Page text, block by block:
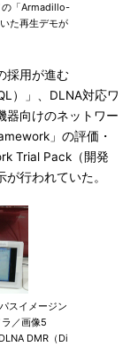
の「Armadillo-
た再生デモが
採用が進む
）」、DLNA対応ワ
器向けのネットワー
」の評価・
Trial Pack（開発
行われていた。
スイメージン
／画像5
DMR（Di